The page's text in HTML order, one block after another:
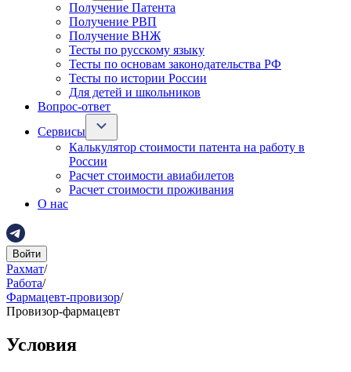
Получение Патента
Получение РВП
Получение ВНЖ
Тесты по русскому языку
Тесты по основам законодательства РФ
Тесты по истории России
Для детей и школьников
Вопрос-ответ
Сервисы
Калькулятор стоимости патента на работу в
России
Расчет стоимости авиабилетов
Расчет стоимости проживания
О нас
Войти
Рахмат/
Работа/
Фармацевт-провизор/
Провизор-фармацевт
Условия